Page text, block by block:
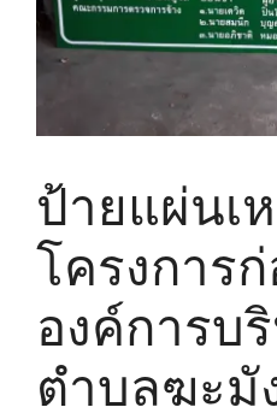
ป้ายแผ่นเ
โครงการ
องค์การบ
ตำบลฆะมั